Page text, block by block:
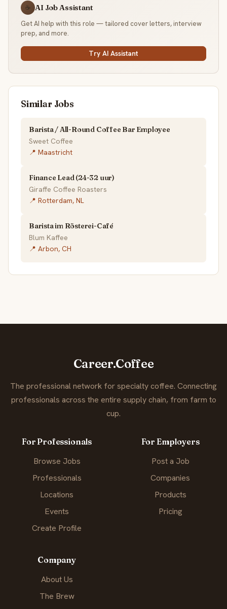
☕ AI Job Assistant
Get AI help with this role — tailored cover letters, interview
prep, and more.
Try AI Assistant
Similar Jobs
Barista / All-Round Coffee Bar Employee
Sweet Coffee
📍 Maastricht
Finance Lead (24-32 uur)
Giraffe Coffee Roasters
📍 Rotterdam, NL
Barista im Rösterei-Café
Blum Kaffee
📍 Arbon, CH
Career.Coffee
The professional network for specialty coffee. Connecting
professionals across the entire supply chain, from farm to
cup.
For Professionals
Browse Jobs
Professionals
Locations
Events
Create Profile
For Employers
Post a Job
Companies
Products
Pricing
Company
About Us
The Brew